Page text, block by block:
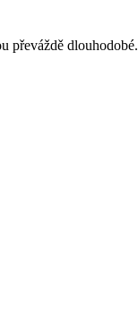
převáždě dlouhodobé.